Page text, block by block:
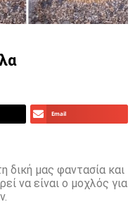
Email
δική μας φαντασία και
να είναι ο μοχλός για